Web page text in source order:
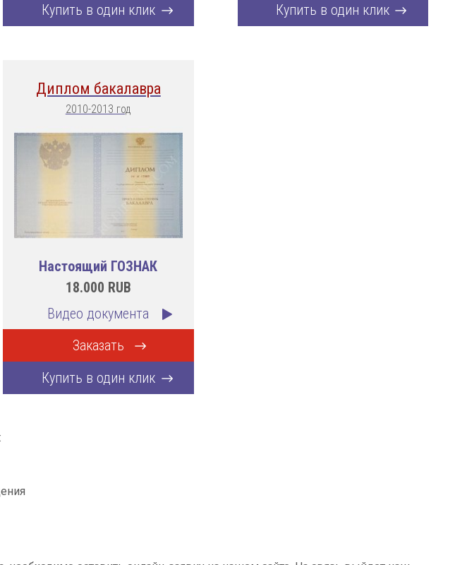
Купить в один клик
Купить в один клик
Диплом бакалавра
2010-2013 год
Настоящий ГОЗНАК
18.000 RUB
Видео документа
Заказать
Купить в один клик